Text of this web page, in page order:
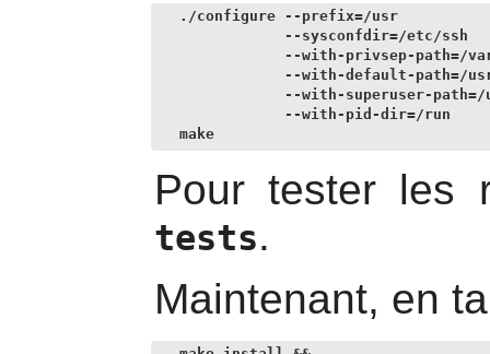
./configure --prefix=/usr
--sysconfdir=/etc/ssh
--with-privsep-path=/
--with-default-path=/
--with-superuser-
--with-pid-dir=/run
make
Pour tester les
tests.
Maintenant, en